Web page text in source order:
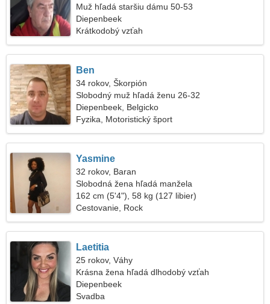
Muž hľadá staršiu dámu 50-53
Diepenbeek
Krátkodobý vzťah
Ben
34 rokov, Škorpión
Slobodný muž hľadá ženu 26-32
Diepenbeek, Belgicko
Fyzika, Motoristický šport
Yasmine
32 rokov, Baran
Slobodná žena hľadá manžela
162 cm (5'4"), 58 kg (127 libier)
Cestovanie, Rock
Laetitia
25 rokov, Váhy
Krásna žena hľadá dlhodobý vzťah
Diepenbeek
Svadba